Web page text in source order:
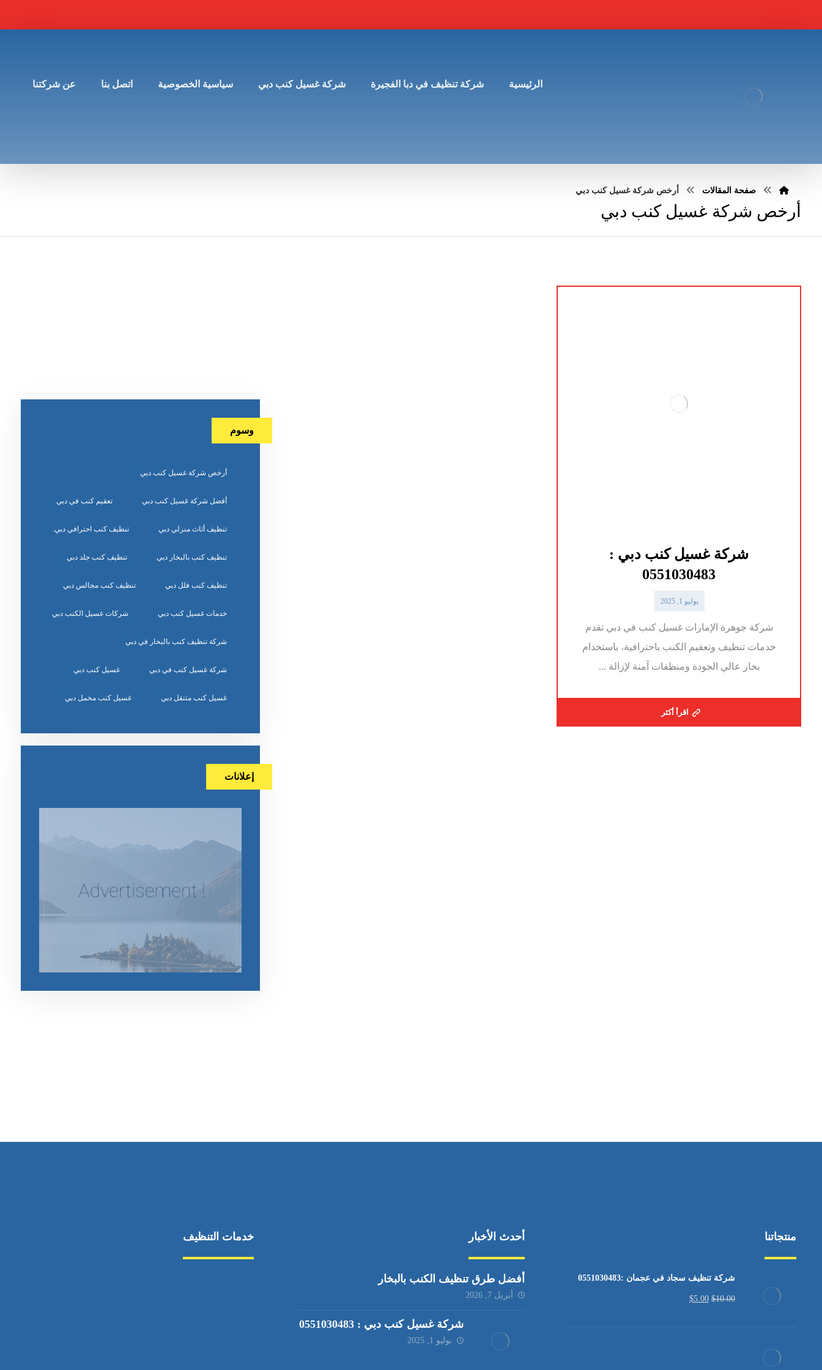
الرئيسية شركة تنظيف في دبا الفجيرة شركة غسيل كنب دبي سياسية الخصوصية اتصل بنا عن شركتنا
صفحة المقالات أرخص شركة غسيل كنب دبي
أرخص شركة غسيل كنب دبي
شركة غسيل كنب دبي :
0551030483
يوليو 1, 2025
شركة جوهرة الإمارات غسيل كنب في دبي تقدم
خدمات تنظيف وتعقيم الكنب باحترافية، باستخدام
بخار عالي الجودة ومنظفات آمنة لإزالة ...
اقرأ أكثر
وسوم
أرخص شركة غسيل كنب دبي
أفضل شركة غسيل كنب دبي تعقيم كنب في دبي
تنظيف أثاث منزلي دبي تنظيف كنب احترافي دبي.
تنظيف كنب بالبخار دبي تنظيف كنب جلد دبي
تنظيف كنب فلل دبي تنظيف كنب مجالس دبي
خدمات غسيل كنب دبي شركات غسيل الكنب دبي
شركة تنظيف كنب بالبخار في دبي
شركة غسيل كنب في دبي غسيل كنب دبي
غسيل كنب متنقل دبي غسيل كنب مخمل دبي
إعلانات
منتجاتنا
شركة تنظيف سجاد في عجمان :0551030483
$10.00
$5.00
أحدث الأخبار
أفضل طرق تنظيف الكنب بالبخار
أبريل 7, 2026
شركة غسيل كنب دبي : 0551030483
يوليو 1, 2025
خدمات التنظيف